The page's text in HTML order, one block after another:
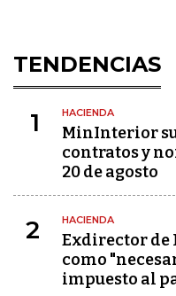
TENDENCIAS
1 HACIENDA
MinInterior
contratos y
20 de agosto
2 HACIENDA
Exdirector de
como
impuesto al